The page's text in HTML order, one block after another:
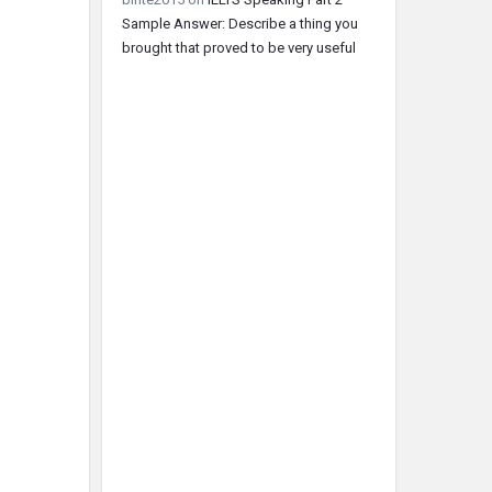
Sample Answer: Describe a thing you
brought that proved to be very useful